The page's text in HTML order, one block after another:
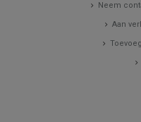
Neem
Aan